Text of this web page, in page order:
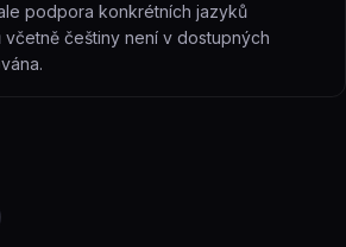
podpora konkrétních jazyků
češtiny není v dostupných